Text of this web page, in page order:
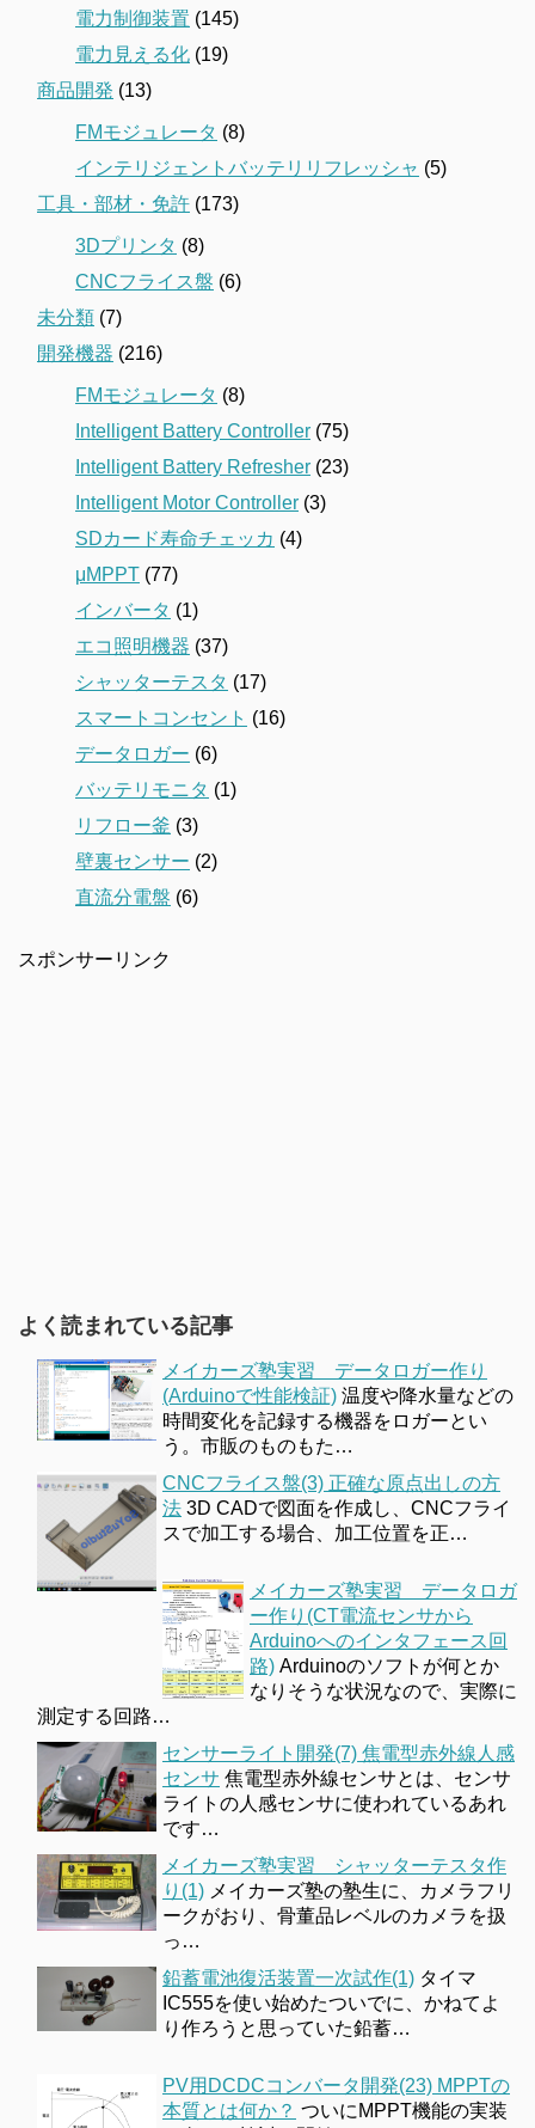
電力制御装置 (145)
電力見える化 (19)
商品開発 (13)
FMモジュレータ (8)
インテリジェントバッテリリフレッシャ (5)
工具・部材・免許 (173)
3Dプリンタ (8)
CNCフライス盤 (6)
未分類 (7)
開発機器 (216)
FMモジュレータ (8)
Intelligent Battery Controller (75)
Intelligent Battery Refresher (23)
Intelligent Motor Controller (3)
SDカード寿命チェッカ (4)
μMPPT (77)
インバータ (1)
エコ照明機器 (37)
シャッターテスタ (17)
スマートコンセント (16)
データロガー (6)
バッテリモニタ (1)
リフロー釜 (3)
壁裏センサー (2)
直流分電盤 (6)
スポンサーリンク
よく読まれている記事
メイカーズ塾実習 データロガー作り
(Arduinoで性能検証) 温度や降水量などの
時間変化を記録する機器をロガーとい
う。市販のものもた…
CNCフライス盤(3) 正確な原点出しの方
法 3D CADで図面を作成し、CNCフライ
スで加工する場合、加工位置を正…
メイカーズ塾実習 データロガ
ー作り(CT電流センサから
Arduinoへのインタフェース回
路) Arduinoのソフトが何とか
なりそうな状況なので、実際に
測定する回路…
センサーライト開発(7) 焦電型赤外線人感
センサ 焦電型赤外線センサとは、センサ
ライトの人感センサに使われているあれ
です…
メイカーズ塾実習 シャッターテスタ作
り(1) メイカーズ塾の塾生に、カメラフリ
ークがおり、骨董品レベルのカメラを扱
っ…
鉛蓄電池復活装置一次試作(1) タイマ
IC555を使い始めたついでに、かねてよ
り作ろうと思っていた鉛蓄…
PV用DCDCコンバータ開発(23) MPPTの
本質とは何か？ ついにMPPT機能の実装